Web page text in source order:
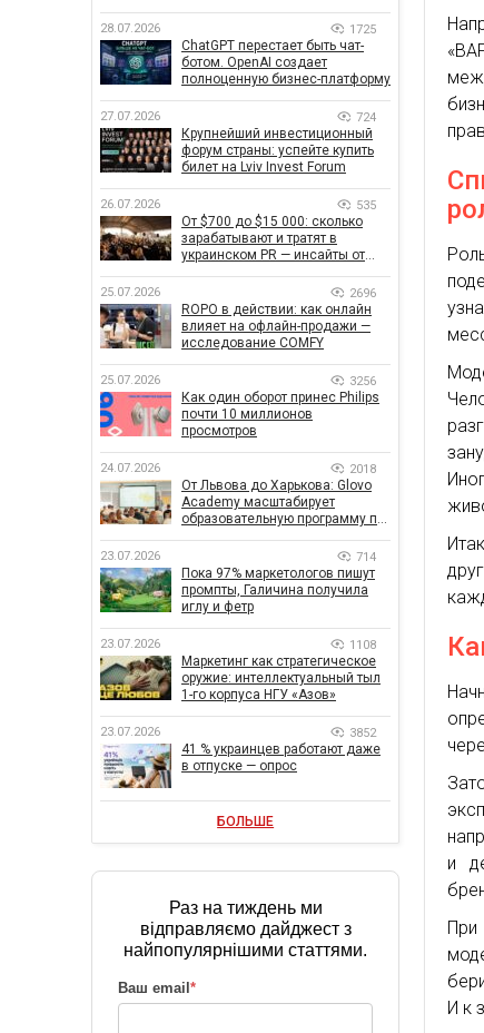
и
И к
28.07.2026 1725
ChatGPT перестает быть чат-
ботом. OpenAI создает
полноценную бизнес-платформу
27.07.2026 724
Крупнейший инвестиционный
форум страны: успейте купить
билет на Lviv Invest Forum
26.07.2026 535
От $700 до $15 000: сколько
зарабатывают и тратят в
украинском PR — инсайты от
25.07.2026 2696
ROPO в действии: как онлайн
влияет на офлайн-продажи —
исследование COMFY
25.07.2026 3256
Как один оборот принес Philips
почти 10 миллионов
просмотров
24.07.2026 2018
От Львова до Харькова: Glovo
Academy масштабирует
образовательную программу по
23.07.2026 714
Пока 97% маркетологов пишут
промпты, Галичина получила
иглу и фетр
23.07.2026 1108
Маркетинг как стратегическое
оружие: интеллектуальный тыл
1-го корпуса НГУ «Азов»
23.07.2026 3852
41 % украинцев работают даже
в отпуске — опрос
БОЛЬШЕ
Раз на тиждень ми
відправляємо дайджест з
найпопулярнішими статтями.
Ваш email *